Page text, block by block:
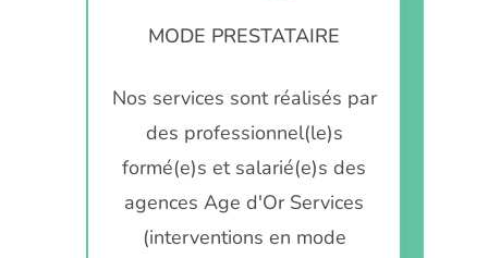
MODE PRESTATAIRE
Nos services sont réalisés par
des professionnel(le)s
formé(e)s et salarié(e)s des
agences Age d'Or Services
(interventions en mode